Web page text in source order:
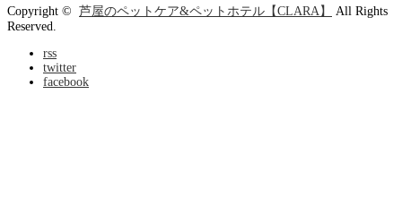
Copyright © 芦屋のペットケア&ペットホテル【CLARA】
All Rights
Reserved.
rss
twitter
facebook